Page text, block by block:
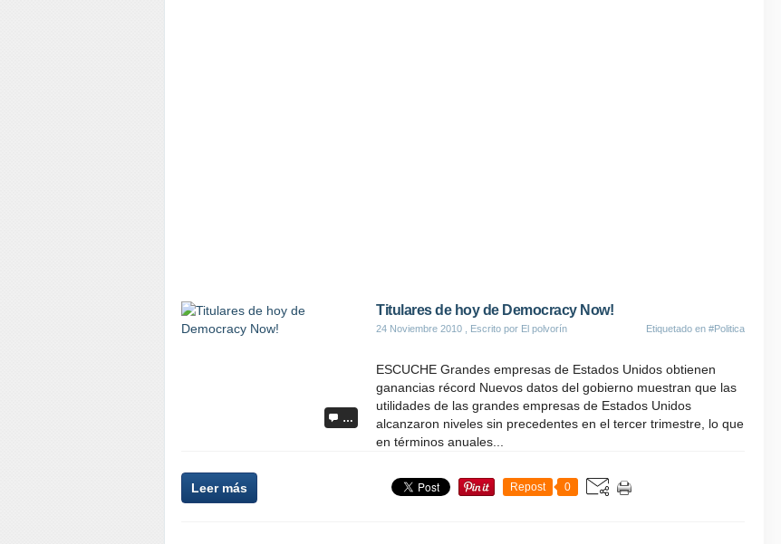
…
Titulares de hoy de Democracy Now!
24 Noviembre 2010 , Escrito por El polvorín Etiquetado en #Politica
ESCUCHE Grandes empresas de Estados Unidos obtienen
ganancias récord Nuevos datos del gobierno muestran que las
utilidades de las grandes empresas de Estados Unidos
alcanzaron niveles sin precedentes en el tercer trimestre, lo que
en términos anuales...
Leer más Repost 0